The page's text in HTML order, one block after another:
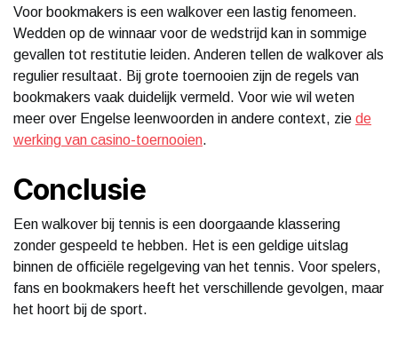
Voor bookmakers is een walkover een lastig fenomeen.
Wedden op de winnaar voor de wedstrijd kan in sommige
gevallen tot restitutie leiden. Anderen tellen de walkover als
regulier resultaat. Bij grote toernooien zijn de regels van
bookmakers vaak duidelijk vermeld. Voor wie wil weten
meer over Engelse leenwoorden in andere context, zie de
werking van casino-toernooien.
Conclusie
Een walkover bij tennis is een doorgaande klassering
zonder gespeeld te hebben. Het is een geldige uitslag
binnen de officiële regelgeving van het tennis. Voor spelers,
fans en bookmakers heeft het verschillende gevolgen, maar
het hoort bij de sport.